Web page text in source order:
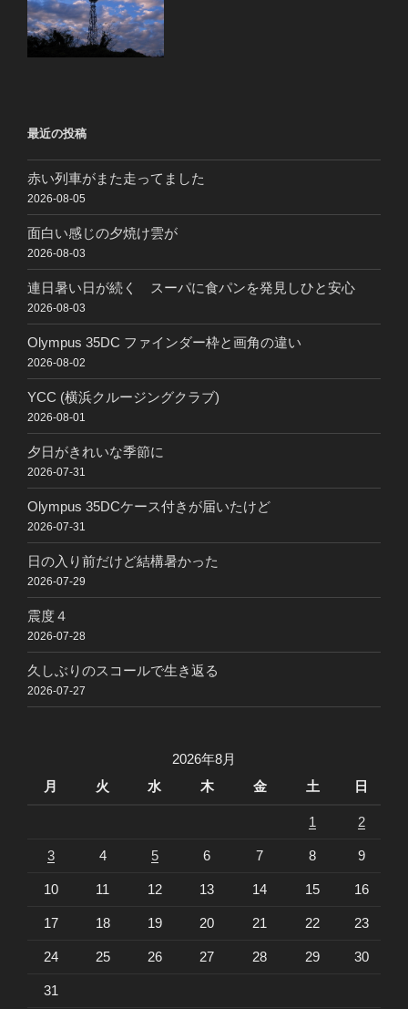
最近の投稿
赤い列車がまた走ってました
2026-08-05
面白い感じの夕焼け雲が
2026-08-03
連日暑い日が続く スーパに食パンを発見しひと安心
2026-08-03
Olympus 35DC ファインダー枠と画角の違い
2026-08-02
YCC (横浜クルージングクラブ)
2026-08-01
夕日がきれいな季節に
2026-07-31
Olympus 35DCケース付きが届いたけど
2026-07-31
日の入り前だけど結構暑かった
2026-07-29
震度４
2026-07-28
久しぶりのスコールで生き返る
2026-07-27
2026年8月
月
火 水 木 金 土 日
1 2
3 4 5 6 7 8 9
10 11 12 13 14 15 16
17 18 19 20 21 22 23
24 25 26 27 28 29 30
31